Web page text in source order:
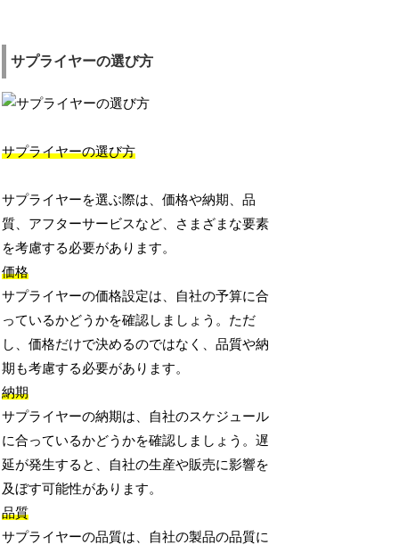
サプライヤーの選び方
サプライヤーの選び方
サプライヤーを選ぶ際は、価格や納期、品
質、アフターサービスなど、さまざまな要素
を考慮する必要があります。
価格
サプライヤーの価格設定は、自社の予算に合
っているかどうかを確認しましょう。ただ
し、価格だけで決めるのではなく、品質や納
期も考慮する必要があります。
納期
サプライヤーの納期は、自社のスケジュール
に合っているかどうかを確認しましょう。遅
延が発生すると、自社の生産や販売に影響を
及ぼす可能性があります。
品質
サプライヤーの品質は、自社の製品の品質に